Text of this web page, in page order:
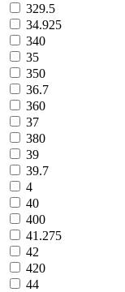
329.5
34.925
340
35
350
36.7
360
37
380
39
39.7
4
40
400
41.275
42
420
44